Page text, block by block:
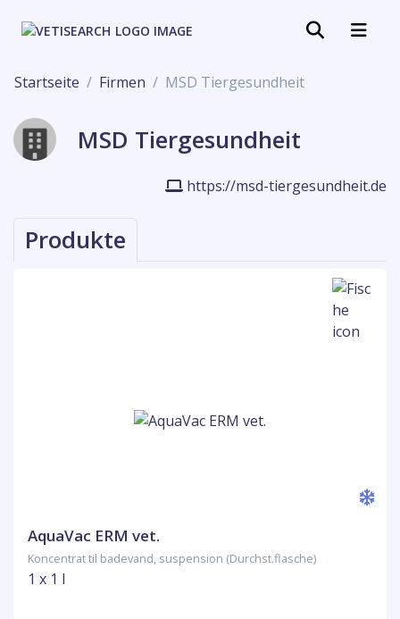
Startseite Firmen MSD Tiergesundheit
MSD Tiergesundheit
https://msd-tiergesundheit.de
Produkte
AquaVac ERM vet.
Koncentrat til badevand, suspension (Durchst.flasche)
1 x 1 l